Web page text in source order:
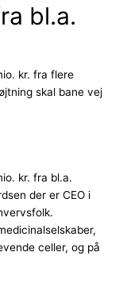
bl.a.
kr. fra flere
skal bane vej
kr. fra bl.a.
der er CEO i
celler, og på